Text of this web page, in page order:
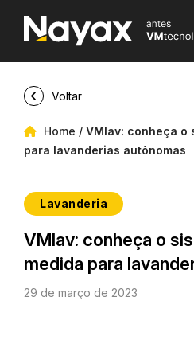
Home / VMlav: conheça o
para lavanderias autônomas
Voltar
Lavanderia
VMlav: conheça o
medida para
29 de março de 2023